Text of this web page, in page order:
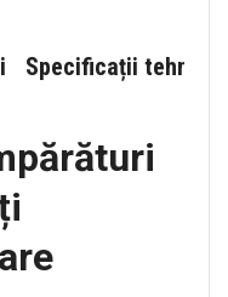
Specificații tehnice